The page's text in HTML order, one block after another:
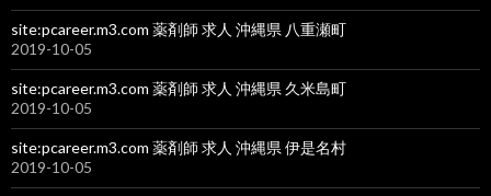
site:pcareer.m3.com 薬剤師 求人 沖縄県 八重瀬町
2019-10-05
site:pcareer.m3.com 薬剤師 求人 沖縄県 久米島町
2019-10-05
site:pcareer.m3.com 薬剤師 求人 沖縄県 伊是名村
2019-10-05